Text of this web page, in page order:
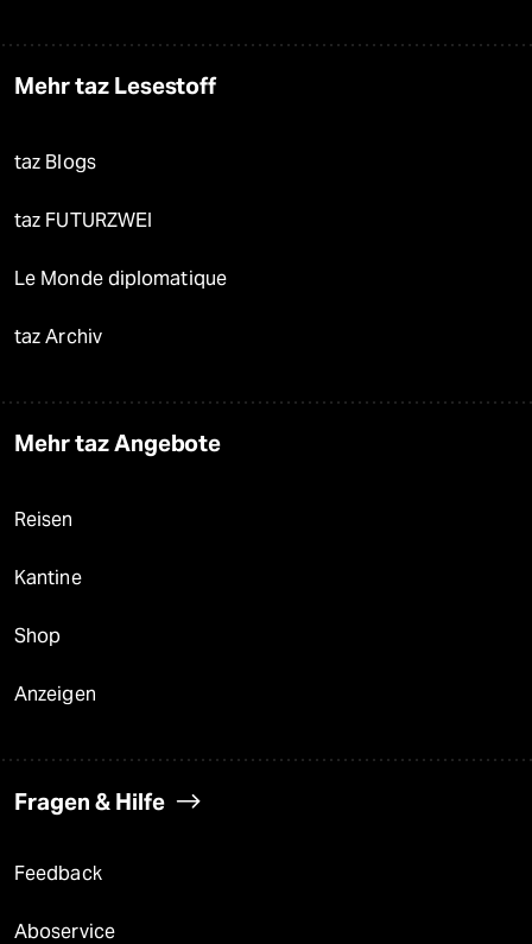
Mehr taz Lesestoff
taz Blogs
taz FUTURZWEI
Le Monde diplomatique
taz Archiv
Mehr taz Angebote
Reisen
Kantine
Shop
Anzeigen
Fragen & Hilfe
Feedback
Aboservice